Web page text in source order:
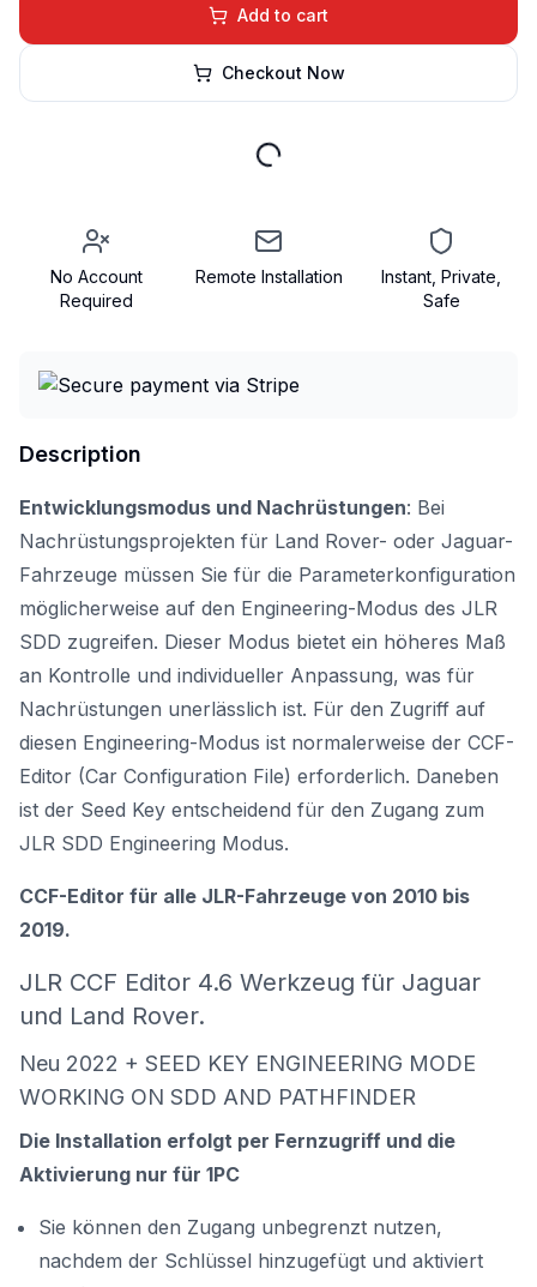
Add to cart
Checkout Now
No Account
Required
Remote Installation
Instant, Private,
Safe
Description
Entwicklungsmodus und Nachrüstungen: Bei
Nachrüstungsprojekten für Land Rover- oder Jaguar-
Fahrzeuge müssen Sie für die Parameterkonfiguration
möglicherweise auf den Engineering-Modus des JLR
SDD zugreifen. Dieser Modus bietet ein höheres Maß
an Kontrolle und individueller Anpassung, was für
Nachrüstungen unerlässlich ist. Für den Zugriff auf
diesen Engineering-Modus ist normalerweise der CCF-
Editor (Car Configuration File) erforderlich. Daneben
ist der Seed Key entscheidend für den Zugang zum
JLR SDD Engineering Modus.
CCF-Editor für alle JLR-Fahrzeuge von 2010 bis
2019.
JLR CCF Editor 4.6 Werkzeug für Jaguar
und Land Rover.
Neu 2022 + SEED KEY ENGINEERING MODE
WORKING ON SDD AND PATHFINDER
Die Installation erfolgt per Fernzugriff und die
Aktivierung nur für 1PC
Sie können den Zugang unbegrenzt nutzen,
nachdem der Schlüssel hinzugefügt und aktiviert